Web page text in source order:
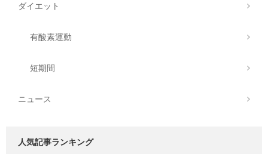
ダイエット
有酸素運動
短期間
ニュース
人気記事ランキング